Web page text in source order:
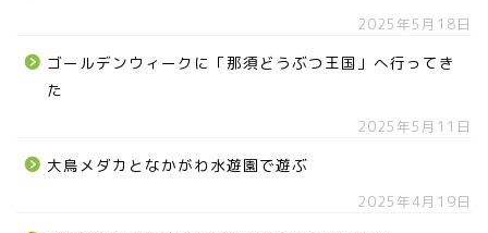
2025年5月18日
ゴールデンウィークに「那須どうぶつ王国」へ行ってき
た
2025年5月11日
大鳥メダカとなかがわ水遊園で遊ぶ
2025年4月19日